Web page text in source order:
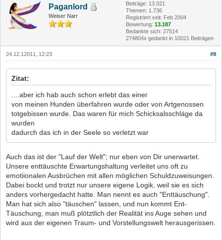
Paganlord
Weiser Narr
Beiträge: 13.021
Themen: 1.736
Registriert seit: Feb 2004
Bewertung: 13.187
Bedankte sich: 27514
274804x gedankt in 10021 Beiträgen
#9
24.12.12011, 12:23
Zitat:
....aber ich hab auch schon erlebt das einer
von meinen Hunden überfahren wurde oder von Artgenossen
totgebissen wurde. Das waren für mich Schicksalsschläge da
wurden
dadurch das ich in der Seele so verletzt war
Auch das ist der "Lauf der Welt"; nur eben von Dir unerwartet.
Unsere enttäuschte Erwartungshaltung verleitet uns oft zu
emotiionalen Ausbrüchen mit allen möglichen Schuldzuweisungen.
Dabei bockt und trotzt nur unsere eigene Logik, weil sie es sich
anders vorhergedacht hatte. Man nennt es auch "Enttäuschung".
Man hat sich also "täuschen" lassen, und nun kommt Ent-
Täuschung, man muß plötztlich der Realität ins Auge sehen und
wird aus der eigenen Traum- und Vorstellungswelt herausgerissen.